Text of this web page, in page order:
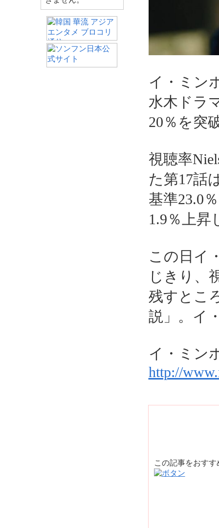
イ・ミン
水木ドラ
20％を突
視聴率
た第17話
基準23.0
1.9％上昇
この日イ
じきり、
残すとこ
説」。イ
イ・ミン
http://
この記事をおす